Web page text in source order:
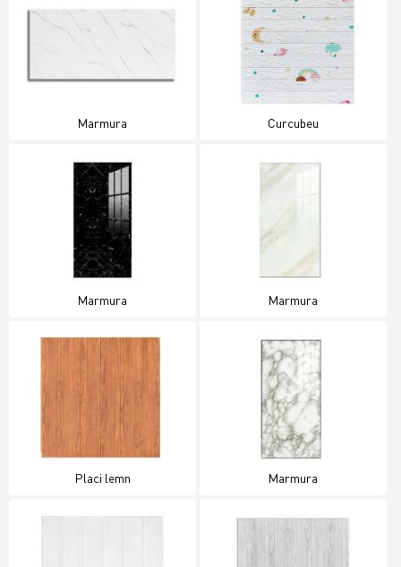
Marmura Curcubeu
Marmura Marmura
Placi lemn Marmura